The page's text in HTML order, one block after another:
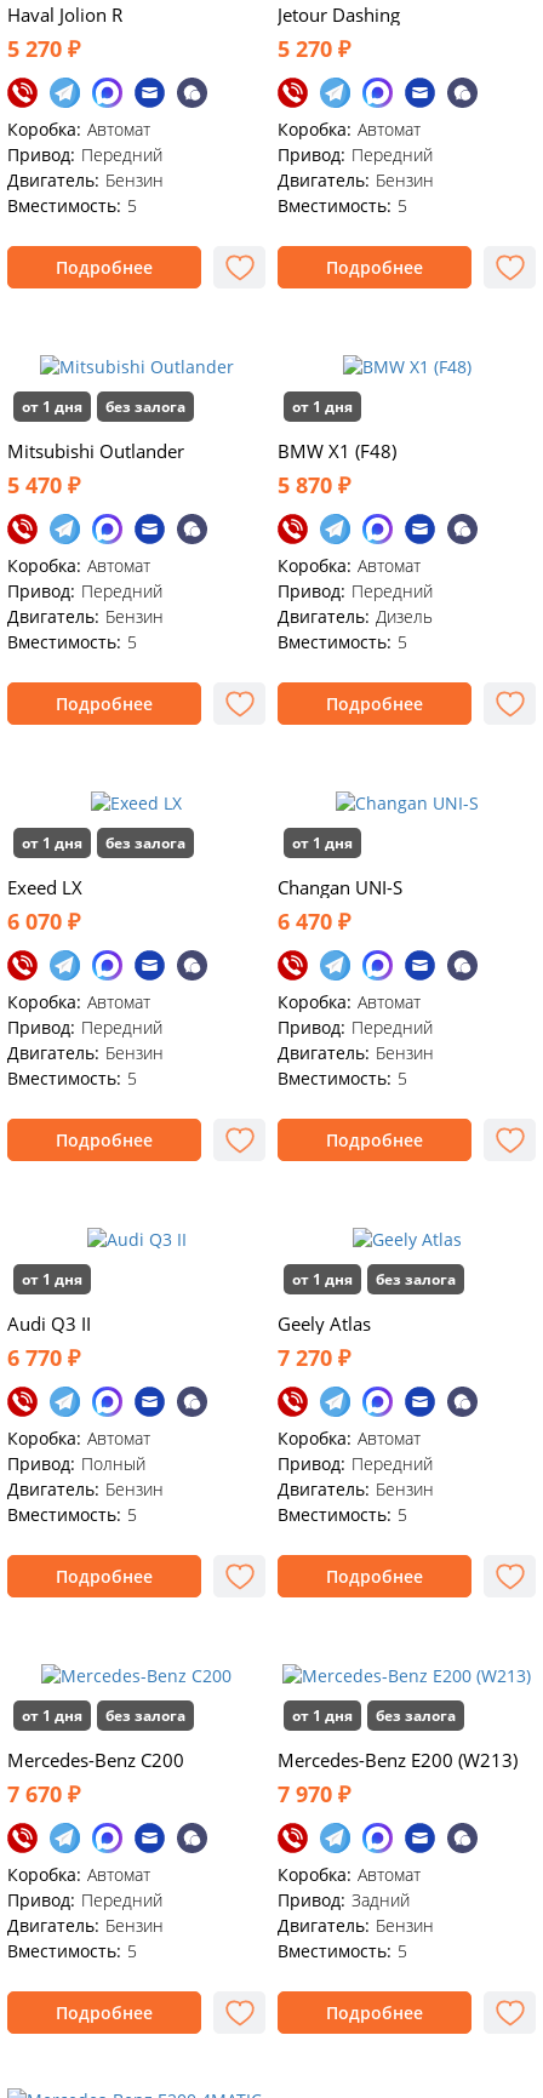
Haval Jolion R
5 270 ₽
Коробка: Автомат
Привод: Передний
Двигатель: Бензин
Вместимость: 5
Подробнее
Jetour Dashing
5 270 ₽
Коробка: Автомат
Привод: Передний
Двигатель: Бензин
Вместимость: 5
Подробнее
от 1 дня без залога
Mitsubishi Outlander
5 470 ₽
Коробка: Автомат
Привод: Передний
Двигатель: Бензин
Вместимость: 5
Подробнее
от 1 дня
BMW X1 (F48)
5 870 ₽
Коробка: Автомат
Привод: Передний
Двигатель: Дизель
Вместимость: 5
Подробнее
от 1 дня без залога
Exeed LX
6 070 ₽
Коробка: Автомат
Привод: Передний
Двигатель: Бензин
Вместимость: 5
Подробнее
от 1 дня
Changan UNI-S
6 470 ₽
Коробка: Автомат
Привод: Передний
Двигатель: Бензин
Вместимость: 5
Подробнее
от 1 дня
Audi Q3 II
6 770 ₽
Коробка: Автомат
Привод: Полный
Двигатель: Бензин
Вместимость: 5
Подробнее
от 1 дня без залога
Geely Atlas
7 270 ₽
Коробка: Автомат
Привод: Передний
Двигатель: Бензин
Вместимость: 5
Подробнее
от 1 дня без залога
Mercedes-Benz C200
7 670 ₽
Коробка: Автомат
Привод: Передний
Двигатель: Бензин
Вместимость: 5
Подробнее
от 1 дня без залога
Mercedes-Benz E200 (W213)
7 970 ₽
Коробка: Автомат
Привод: Задний
Двигатель: Бензин
Вместимость: 5
Подробнее